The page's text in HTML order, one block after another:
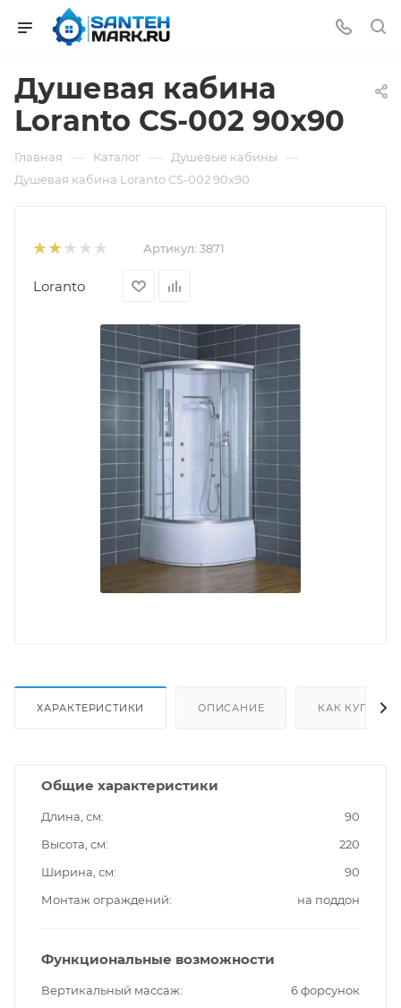
Душевая кабина
Loranto CS-002 90x90
Главная — Каталог — Душевые кабины —
Душевая кабина Loranto CS-002 90x90
Артикул: 3871
Loranto
ХАРАКТЕРИСТИКИ ОПИСАНИЕ КАК КУПИТЬ
Общие характеристики
Длина, см
90
Высота, см
220
Ширина, см
90
Монтаж ограждений
на поддон
Функциональные возможности
Вертикальный массаж
6 форсунок